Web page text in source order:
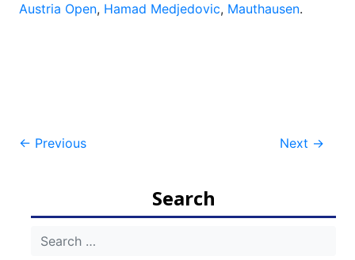
Austria Open, Hamad Medjedovic, Mauthausen.
Post
← Previous Next →
Search